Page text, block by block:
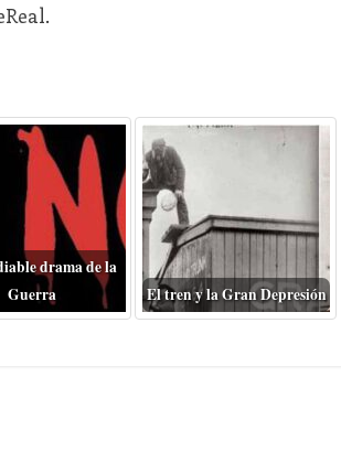
drama de la
Guerra
El tren y la Gran Depresión